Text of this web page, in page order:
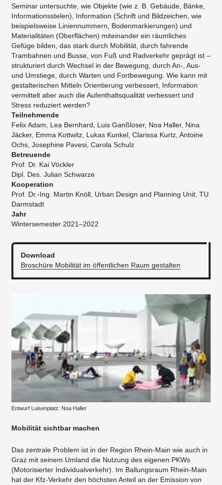
Seminar untersuchte, wie Objekte (wie z. B. Gebäude, Bänke,
Informationsstelen), Information (Schrift und Bildzeichen, wie
beispielsweise Liniennummern, Bodenmarkierungen) und
Materialitäten (Oberflächen) miteinander ein räumliches
Gefüge bilden, das stark durch Mobilität, durch fahrende
Trambahnen und Busse, von Fuß und Radverkehr geprägt ist –
strukturiert durch Wechsel in der Bewegung, durch An-, Aus-
und Umstiege, durch Warten und Fortbewegung. Wie kann mit
gestalterischen Mitteln Orientierung verbessert, Information
vermittelt aber auch die Aufenthaltsqualität verbessert und
Stress reduziert werden?
Teilnehmende
Felix Adam, Lea Bernhard, Luis Ganßloser, Noa Haller, Nina
Jäcker, Emma Kottwitz, Lukas Kunkel, Clarissa Kurtz, Antoine
Ochs, Josephine Pavesi, Carola Schulz
Betreuende
Prof. Dr. Kai Vöckler
Dipl. Des. Julian Schwarze
Kooperation
Prof. Dr.-Ing. Martin Knöll, Urban Design and Planning Unit, TU
Darmstadt
Jahr
Wintersemester 2021–2022
Download
Broschüre Mobilität im öffentlichen Raum gestalten
Entwurf Luisenplatz: Noa Haller
Mobilität sichtbar machen
Das zentrale Problem ist in der Region Rhein-Main wie auch in
Graz mit seinem Umland die Nutzung des eigenen PKWs
(Motorisierter Individualverkehr). Im Ballungsraum Rhein-Main
hat der Kfz-Verkehr den höchsten Anteil an der Emission von